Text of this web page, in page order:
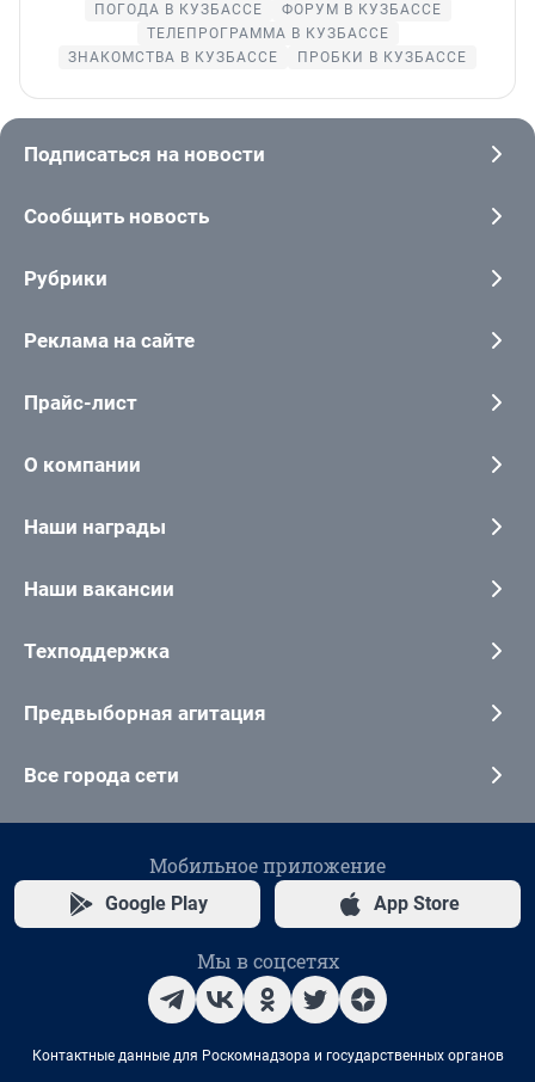
ПОГОДА В КУЗБАССЕ
ФОРУМ В КУЗБАССЕ
ТЕЛЕПРОГРАММА В КУЗБАССЕ
ЗНАКОМСТВА В КУЗБАССЕ
ПРОБКИ В КУЗБАССЕ
Подписаться на новости
Сообщить новость
Рубрики
Реклама на сайте
Прайс-лист
О компании
Наши награды
Наши вакансии
Техподдержка
Предвыборная агитация
Все города сети
Мобильное приложение
Google Play App Store
Мы в соцсетях
Контактные данные для Роскомнадзора и государственных органов